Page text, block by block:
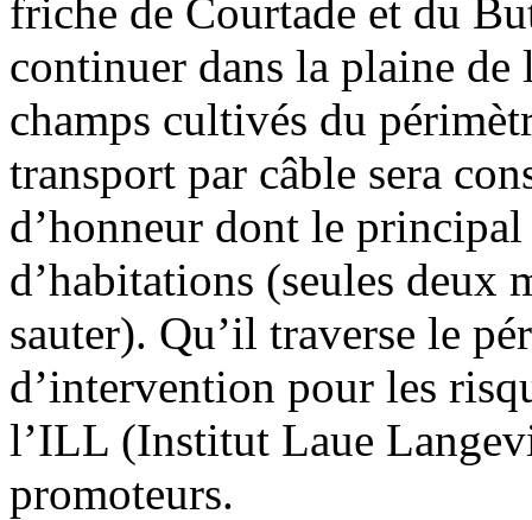
friche de Courtade et du
continuer dans la plaine de
champs cultivés du
transport par câble sera
d’honneur dont le principal
d’habitations (seules deux
sauter). Qu’il traverse le
d’intervention pour les
l’ILL (Institut Laue
promoteurs.